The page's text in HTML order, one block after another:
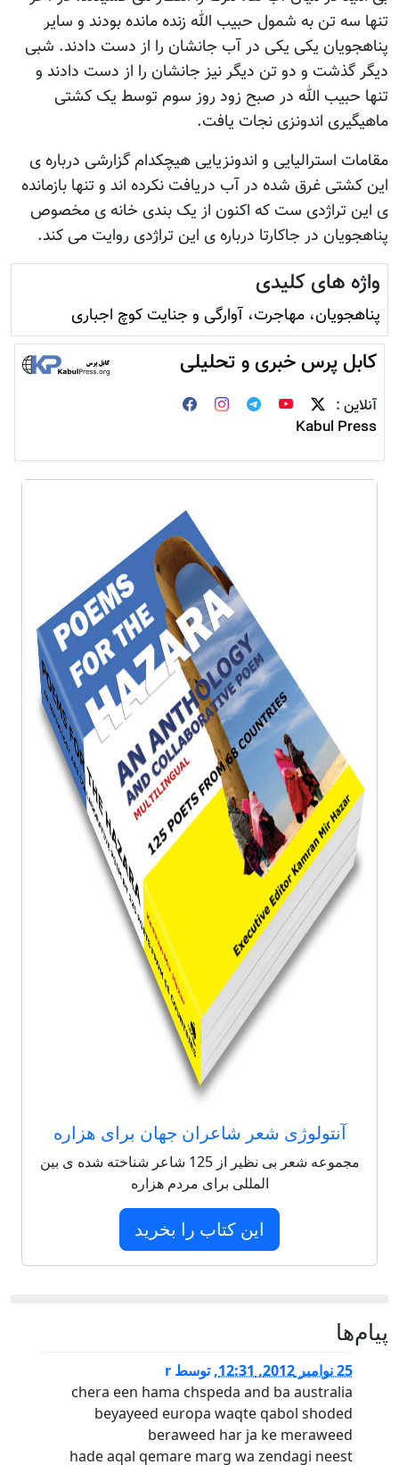
تنها سه تن به شمول حبیب الله زنده مانده بودند و سایر
پناهجویان یکی یکی در آب جانشان را از دست دادند. شبی
دیگر گذشت و دو تن دیگر نیز جانشان را از دست دادند و
تنها حبیب الله در صبح زود روز سوم توسط یک کشتی
ماهیگیری اندونزی نجات یافت.
مقامات استرالیایی و اندونزیایی هیچکدام گزارشی درباره ی
این کشتی غرق شده در آب دریافت نکرده اند و تنها بازمانده
ی این تراژدی ست که اکنون از یک بندی خانه ی مخصوص
پناهجویان در جاکارتا درباره ی این تراژدی روایت می کند.
واژه های کلیدی
پناهجویان، مهاجرت، آوارگی و جنایت کوچ اجباری
کابل پرس خبری و تحلیلی
آنلاین :
Kabul Press
آنتولوژی شعر شاعران جهان برای هزاره
مجموعه شعر بی نظیر از 125 شاعر شناخته شده ی بین
المللی برای مردم هزاره
این کتاب را بخرید
پيام‌ها
25 نوامبر 2012, 12:31 ,توسط r
chera een hama chspeda and ba australia
beyayeed europa waqte qabol shoded
beraweed har ja ke meraweed
hade aqal qemare marg wa zendagi neest